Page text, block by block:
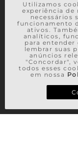
Utilizamos
experiência de
necessários
funcionamento
ativos.
analíticos,
para entender
lembrar suas
anúncios
"Concordar",
todos esses
em nossa